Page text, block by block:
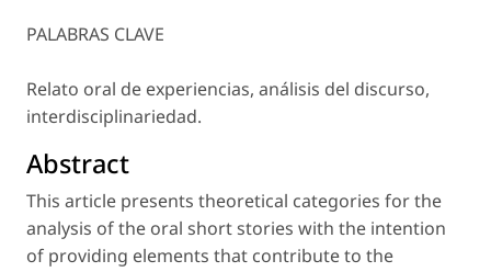
PALABRAS CLAVE
Relato oral de experiencias, análisis del discurso,
interdisciplinariedad.
Abstract
This article presents theoretical categories for the
analysis of the oral short stories with the intention
of providing elements that contribute to the